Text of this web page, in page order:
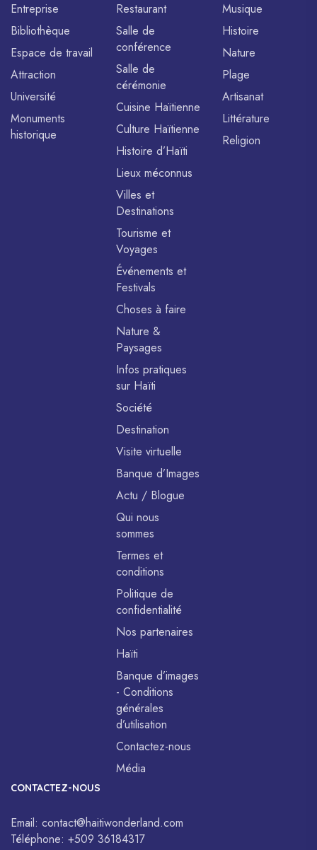
Entreprise
Bibliothèque
Espace de travail
Attraction
Université
Monuments
historique
Restaurant
Salle de
conférence
Salle de
cérémonie
Cuisine Haïtienne
Culture Haïtienne
Histoire d’Haïti
Lieux méconnus
Villes et
Destinations
Tourisme et
Voyages
Événements et
Festivals
Choses à faire
Nature &
Paysages
Infos pratiques
sur Haïti
Société
Destination
Visite virtuelle
Banque d’Images
Actu / Blogue
Qui nous
sommes
Termes et
conditions
Politique de
confidentialité
Nos partenaires
Haïti
Banque d’images
- Conditions
générales
d’utilisation
Contactez-nous
Média
Musique
Histoire
Nature
Plage
Artisanat
Littérature
Religion
CONTACTEZ-NOUS
Email: contact@haitiwonderland.com
Téléphone: +509 36184317